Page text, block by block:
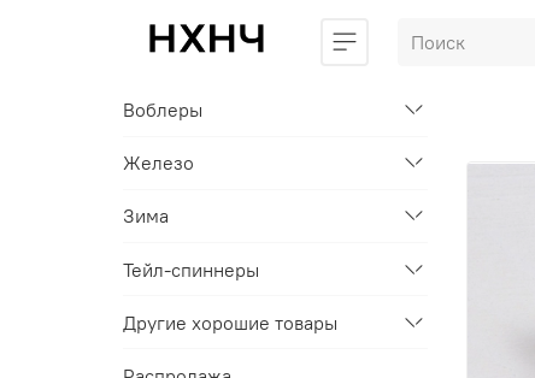
Воблеры
Железо
Зима
Тейл-спиннеры
Другие хорошие товары